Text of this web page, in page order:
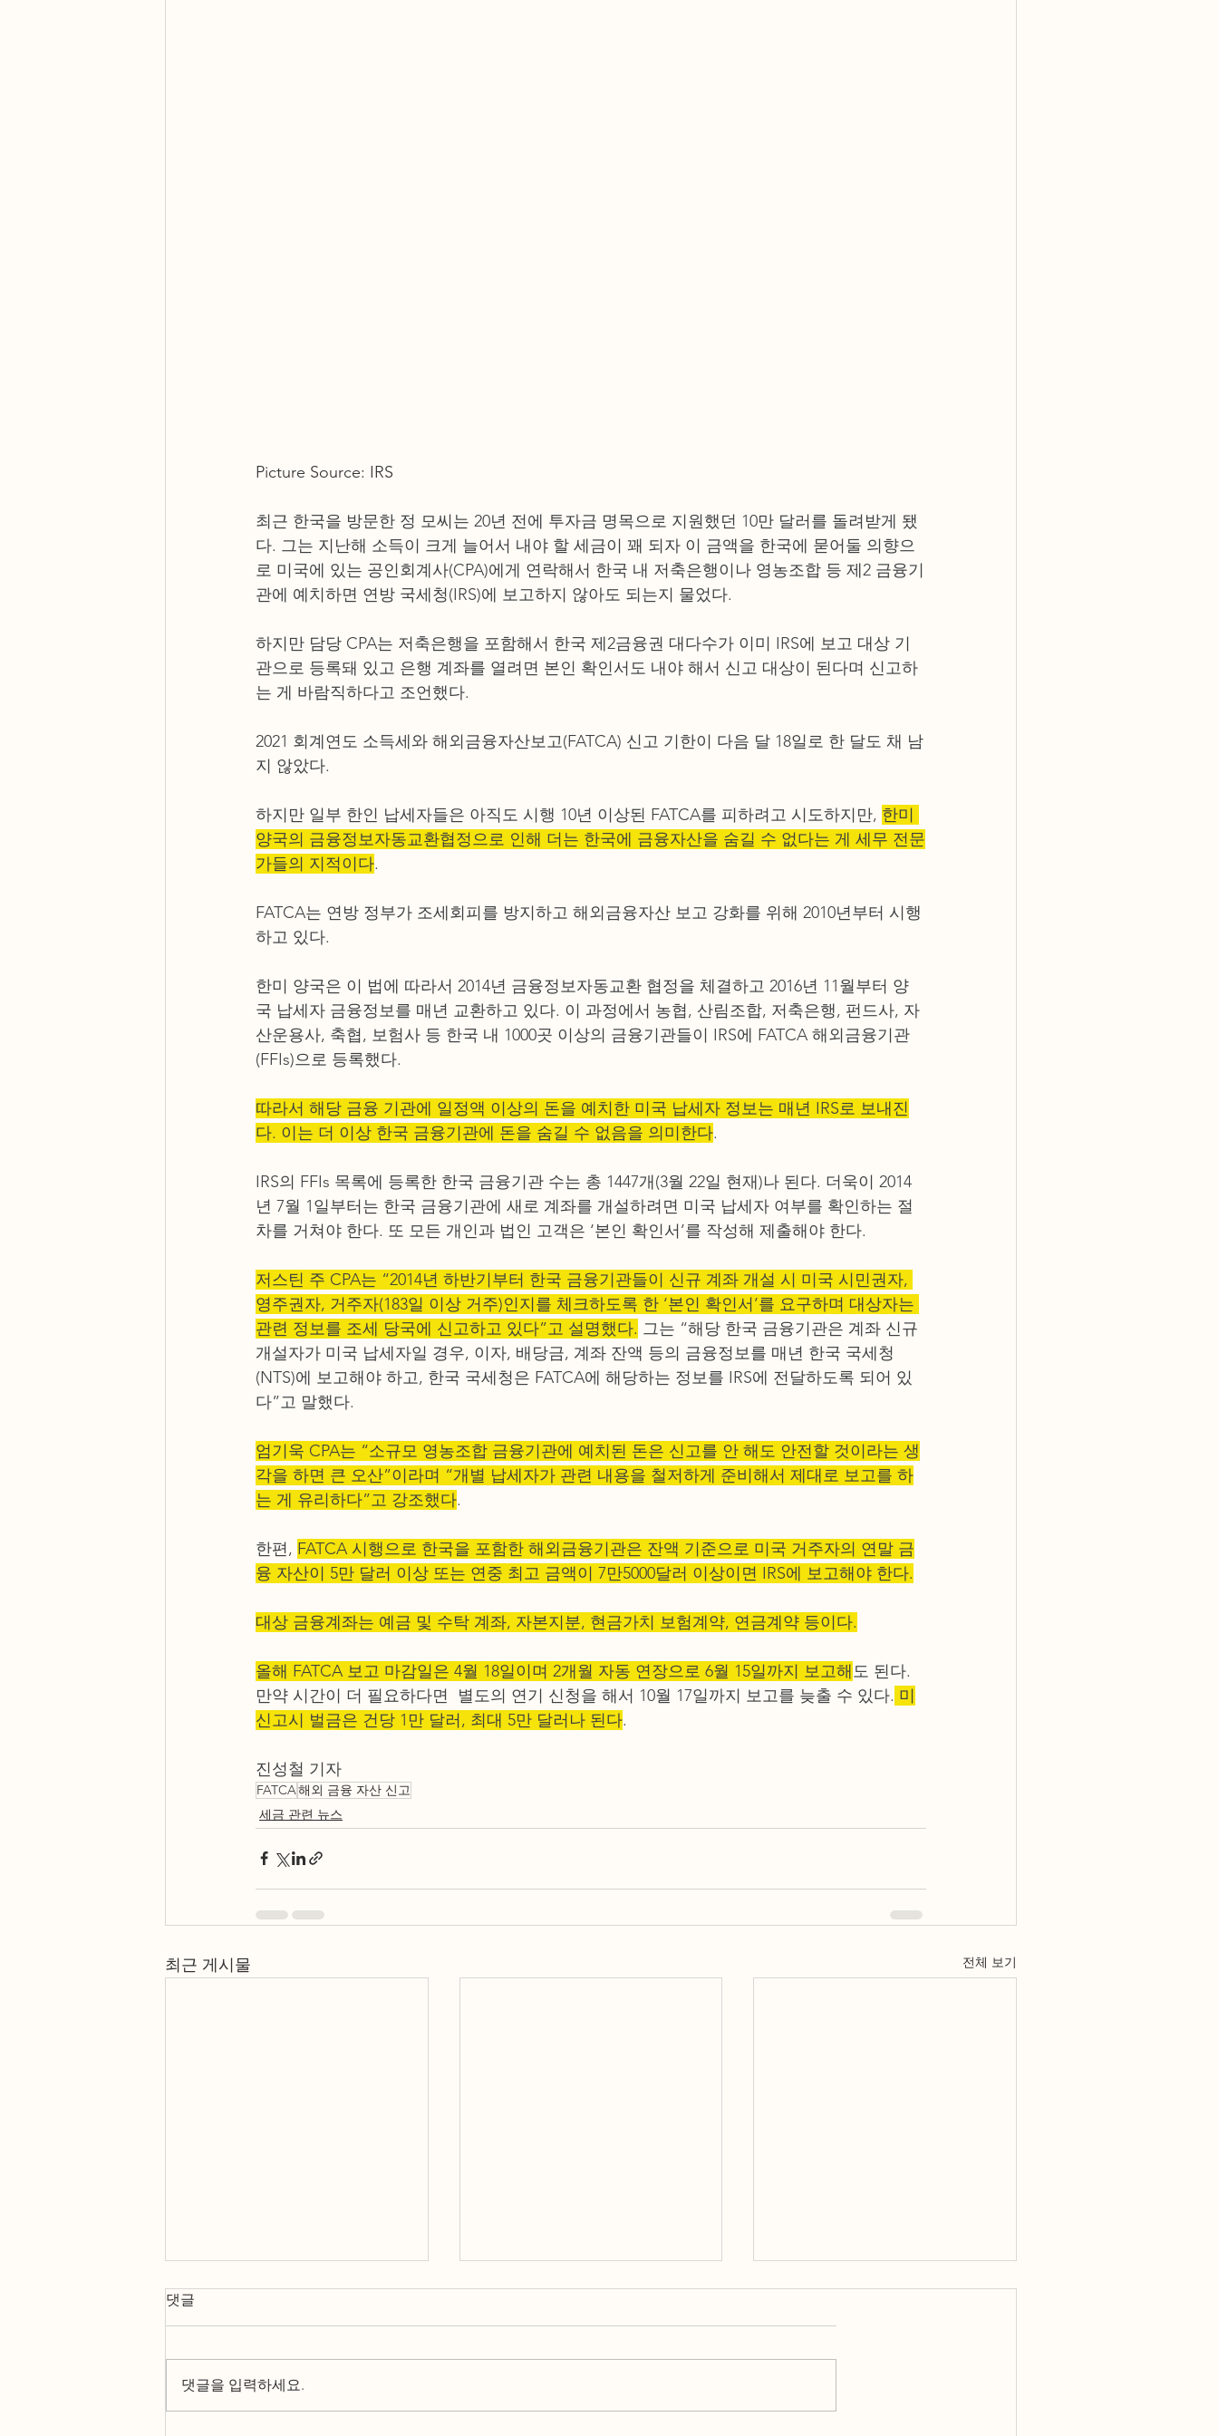
Picture Source: IRS
최근 한국을 방문한 정 모씨는 20년 전에 투자금 명목으로 지원했던 10만 달러를 돌려받게 됐
다. 그는 지난해 소득이 크게 늘어서 내야 할 세금이 꽤 되자 이 금액을 한국에 묻어둘 의향으
로 미국에 있는 공인회계사(CPA)에게 연락해서 한국 내 저축은행이나 영농조합 등 제2 금융기
관에 예치하면 연방 국세청(IRS)에 보고하지 않아도 되는지 물었다.
하지만 담당 CPA는 저축은행을 포함해서 한국 제2금융권 대다수가 이미 IRS에 보고 대상 기
관으로 등록돼 있고 은행 계좌를 열려면 본인 확인서도 내야 해서 신고 대상이 된다며 신고하
는 게 바람직하다고 조언했다.
2021 회계연도 소득세와 해외금융자산보고(FATCA) 신고 기한이 다음 달 18일로 한 달도 채 남
지 않았다.
하지만 일부 한인 납세자들은 아직도 시행 10년 이상된 FATCA를 피하려고 시도하지만, 한미
양국의 금융정보자동교환협정으로 인해 더는 한국에 금융자산을 숨길 수 없다는 게 세무 전문
가들의 지적이다.
FATCA는 연방 정부가 조세회피를 방지하고 해외금융자산 보고 강화를 위해 2010년부터 시행
하고 있다.
한미 양국은 이 법에 따라서 2014년 금융정보자동교환 협정을 체결하고 2016년 11월부터 양
국 납세자 금융정보를 매년 교환하고 있다. 이 과정에서 농협, 산림조합, 저축은행, 펀드사, 자
산운용사, 축협, 보험사 등 한국 내 1000곳 이상의 금융기관들이 IRS에 FATCA 해외금융기관
(FFIs)으로 등록했다.
따라서 해당 금융 기관에 일정액 이상의 돈을 예치한 미국 납세자 정보는 매년 IRS로 보내진
다. 이는 더 이상 한국 금융기관에 돈을 숨길 수 없음을 의미한다.
IRS의 FFIs 목록에 등록한 한국 금융기관 수는 총 1447개(3월 22일 현재)나 된다. 더욱이 2014
년 7월 1일부터는 한국 금융기관에 새로 계좌를 개설하려면 미국 납세자 여부를 확인하는 절
차를 거쳐야 한다. 또 모든 개인과 법인 고객은 ‘본인 확인서’를 작성해 제출해야 한다.
저스틴 주 CPA는 “2014년 하반기부터 한국 금융기관들이 신규 계좌 개설 시 미국 시민권자,
영주권자, 거주자(183일 이상 거주)인지를 체크하도록 한 ‘본인 확인서’를 요구하며 대상자는
관련 정보를 조세 당국에 신고하고 있다”고 설명했다. 그는 “해당 한국 금융기관은 계좌 신규
개설자가 미국 납세자일 경우, 이자, 배당금, 계좌 잔액 등의 금융정보를 매년 한국 국세청
(NTS)에 보고해야 하고, 한국 국세청은 FATCA에 해당하는 정보를 IRS에 전달하도록 되어 있
다”고 말했다.
엄기욱 CPA는 “소규모 영농조합 금융기관에 예치된 돈은 신고를 안 해도 안전할 것이라는 생
각을 하면 큰 오산”이라며 “개별 납세자가 관련 내용을 철저하게 준비해서 제대로 보고를 하
는 게 유리하다”고 강조했다.
한편, FATCA 시행으로 한국을 포함한 해외금융기관은 잔액 기준으로 미국 거주자의 연말 금
융 자산이 5만 달러 이상 또는 연중 최고 금액이 7만5000달러 이상이면 IRS에 보고해야 한다.
대상 금융계좌는 예금 및 수탁 계좌, 자본지분, 현금가치 보험계약, 연금계약 등이다.
올해 FATCA 보고 마감일은 4월 18일이며 2개월 자동 연장으로 6월 15일까지 보고해도 된다.
만약 시간이 더 필요하다면  별도의 연기 신청을 해서 10월 17일까지 보고를 늦출 수 있다. 미
신고시 벌금은 건당 1만 달러, 최대 5만 달러나 된다.
진성철 기자
FATCA해외 금융 자산 신고
세금 관련 뉴스
최근 게시물 전체 보기
댓글
댓글을 입력하세요.